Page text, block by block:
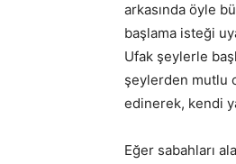
arkasında öyle
başlama isteği
Ufak şeylerle
şeylerden mutlu
edinerek, kendi
Eğer sabahları